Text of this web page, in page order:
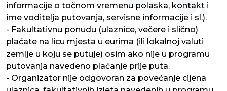
informacije o točnom vremenu polaska, kontakt i
ime voditelja putovanja, servisne informacije i sl.).
- Fakultativnu ponudu (ulaznice, večere i slično)
plaćate na licu mjesta u eurima (ili lokalnoj valuti
zemlje u koju se putuje) osim ako nije u programu
putovanja navedeno plaćanje prije puta.
- Organizator nije odgovoran za povećanje cijena